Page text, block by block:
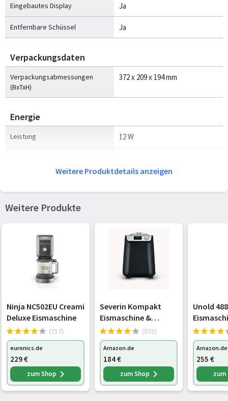
Eingebautes Display Ja
Entfernbare Schüssel Ja
Verpackungsdaten
Verpackungsabmessungen
(BxTxH)
372 x 209 x 194 mm
Energie
Leistung 12 W
Weitere Produktdetails anzeigen
Weitere Produkte
Ninja NC502EU Creami
Deluxe Eismaschine
(717)
euronics.de
229€
zum Shop
Severin Kompakt
Eismaschine &
Joghurtbereiter,
platzsparende
Eismaschine mit
Kompressor im Slim-
Design, 2-in-1
Eisbereiter und
(555)
Amazon.de
184€
zum Shop
Unold
mit
L
LCD-
Timer
Amazon.de
255 €